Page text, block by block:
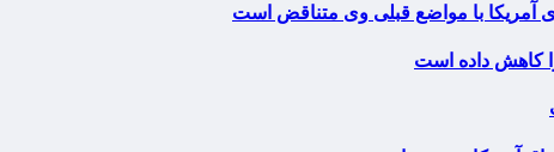
آمریکا با مواضع قبلی وی متناقض است
کاهش داده است